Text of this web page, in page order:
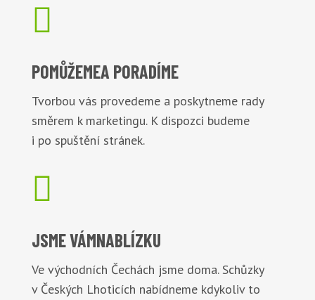

POMŮŽEMEA PORADÍME
Tvorbou vás provedeme a poskytneme rady
směrem k marketingu. K dispozci budeme
i po spuštění stránek.

JSME VÁMNABLÍZKU
Ve východních Čechách jsme doma. Schůzky
v Českých Lhoticích nabídneme kdykoliv to